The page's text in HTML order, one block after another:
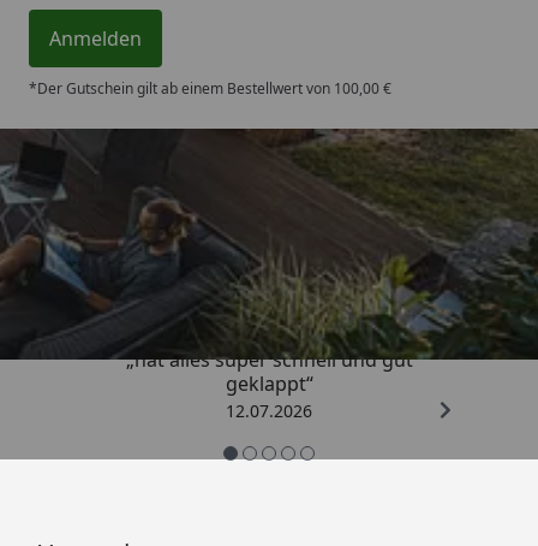
Anmelden
*Der Gutschein gilt ab einem Bestellwert von 100,00 €
Trusted Shops
4,71/ 5
„hat alles super schnell und gut
geklappt“
12.07.2026